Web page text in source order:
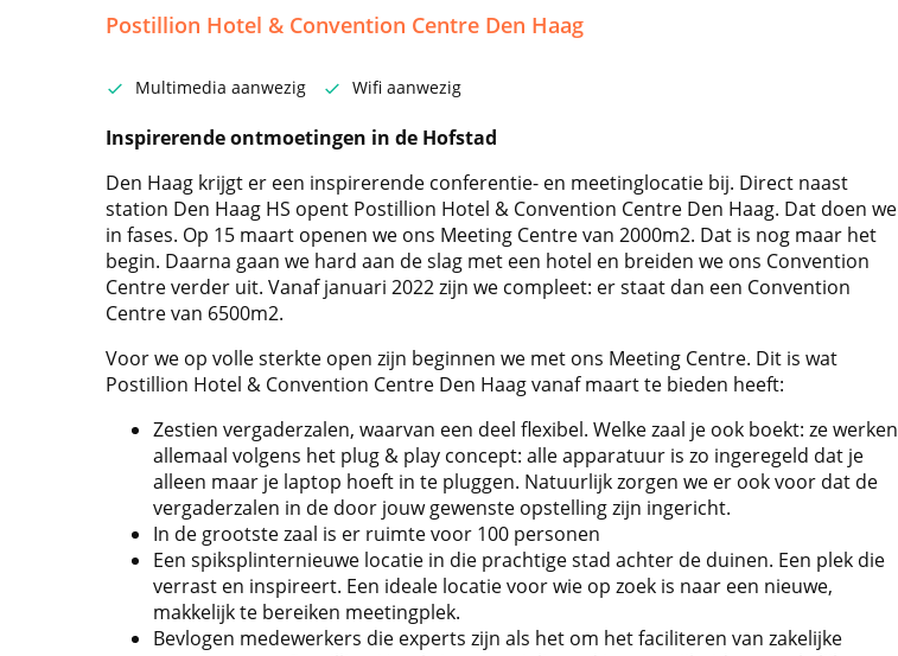
Postillion Hotel & Convention Centre Den Haag
Multimedia aanwezig Wifi aanwezig
Inspirerende ontmoetingen in de Hofstad
Den Haag krijgt er een inspirerende conferentie- en meetinglocatie bij. Direct naast
station Den Haag HS opent Postillion Hotel & Convention Centre Den Haag. Dat doen we
in fases. Op 15 maart openen we ons Meeting Centre van 2000m2. Dat is nog maar het
begin. Daarna gaan we hard aan de slag met een hotel en breiden we ons Convention
Centre verder uit. Vanaf januari 2022 zijn we compleet: er staat dan een Convention
Centre van 6500m2.
Voor we op volle sterkte open zijn beginnen we met ons Meeting Centre. Dit is wat
Postillion Hotel & Convention Centre Den Haag vanaf maart te bieden heeft:
Zestien vergaderzalen, waarvan een deel flexibel. Welke zaal je ook boekt: ze werken
allemaal volgens het plug & play concept: alle apparatuur is zo ingeregeld dat je
alleen maar je laptop hoeft in te pluggen. Natuurlijk zorgen we er ook voor dat de
vergaderzalen in de door jouw gewenste opstelling zijn ingericht.
In de grootste zaal is er ruimte voor 100 personen
Een spiksplinternieuwe locatie in die prachtige stad achter de duinen. Een plek die
verrast en inspireert. Een ideale locatie voor wie op zoek is naar een nieuwe,
makkelijk te bereiken meetingplek.
Bevlogen medewerkers die experts zijn als het om het faciliteren van zakelijke